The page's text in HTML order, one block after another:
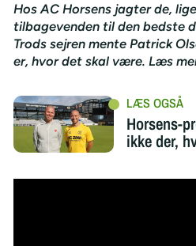
Hos AC Horsens jagter de,
tilbagevenden til den bedste
Trods sejren mente Patrick
er, hvor det skal være. Læs
Horsens-
ikke der,